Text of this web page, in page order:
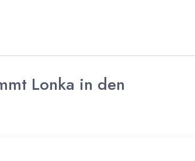
Lonka in den